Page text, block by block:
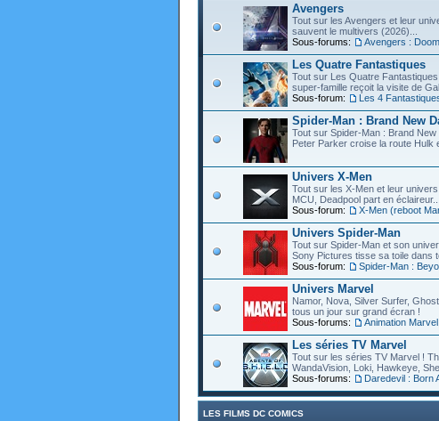
Avengers
Tout sur les Avengers et leur
sauvent le multivers (2026)...
Sous-forums:
Avengers :
Les Quatre Fantastiques
Tout sur Les Quatre
super-famille reçoit la visite de
Sous-forum:
Les 4
Spider-Man : Brand New
Tout sur Spider-Man : Brand
Peter Parker croise la route Hulk
Univers X-Men
Tout sur les X-Men et leur
MCU, Deadpool part en éclaireur...
Sous-forum:
X-Men (reboot
Univers Spider-Man
Tout sur Spider-Man et son
Sony Pictures tisse sa toile dans
Sous-forum:
Spider-Man :
Univers Marvel
Namor, Nova, Silver Surfer,
tous un jour sur grand écran !
Sous-forums:
Animation Marvel
Les séries TV Marvel
Tout sur les séries TV Marvel !
WandaVision, Loki, Hawkeye,
Sous-forums:
Daredevil : Born
LES FILMS DC COMICS